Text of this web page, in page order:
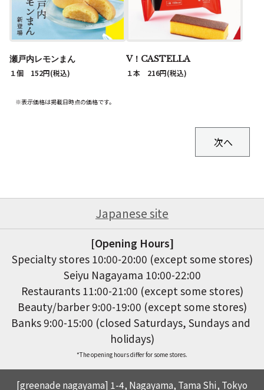
瀬戸内レモンまん
１個 152円(税込)
V！CASTELLA
１本 216円(税込)
※表示価格は掲載日時点の価格です。
Japanese site
[Opening Hours]
Specialty stores 10:00-20:00 (except some stores)
Seiyu Nagayama 10:00-22:00
Restaurants 11:00-21:00 (except some stores)
Beauty/barber 9:00-19:00 (except some stores)
Banks 9:00-15:00 (closed Saturdays, Sundays and
holidays)
*The opening hours differ for some stores.
[greenade nagayama] 1-4, Nagayama, Tama Shi, Tokyo